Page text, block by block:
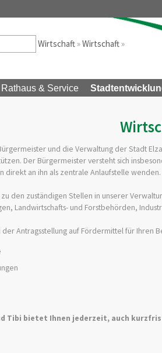
& Wirtschaft»Wirtschaft»
Rathaus & Service
und die Verwaltung der Stadt
Der Bürgermeister versteht sich
direkt an ihn als zentrale Anlaufstelle wenden.
den zuständigen Stellen in unserer
Landwirtschafts- und Forstbehörden,
Antragsstellung auf Fördermittel für Ihren
Tibi bietet Ihnen jederzeit, auch